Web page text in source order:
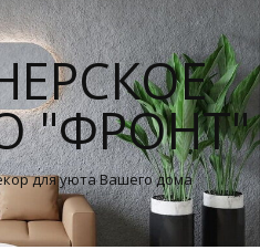
"ФРОНТ"
для уюта Вашего дома